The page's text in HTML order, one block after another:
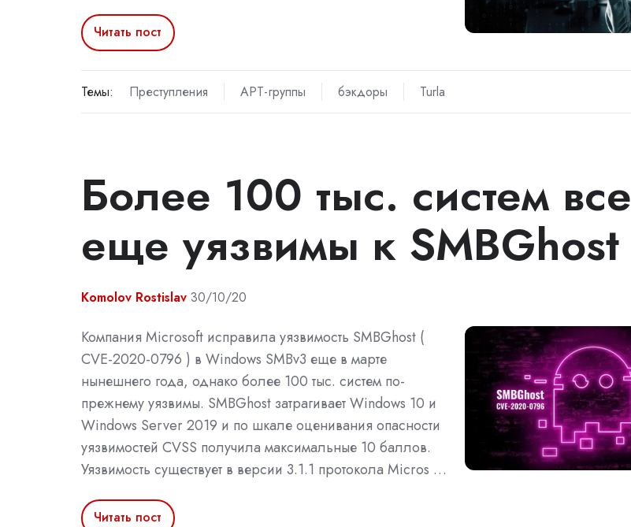
Читать пост
Темы: Преступления APT-группы бэкдоры Turla
Более 100 тыс. систем все
еще уязвимы к SMBGhost
Komolov Rostislav 30/10/20
Компания Microsoft исправила уязвимость SMBGhost (
CVE-2020-0796 ) в Windows SMBv3 еще в марте
нынешнего года, однако более 100 тыс. систем по-
прежнему уязвимы. SMBGhost затрагивает Windows 10 и
Windows Server 2019 и по шкале оценивания опасности
уязвимостей CVSS получила максимальные 10 баллов.
Уязвимость существует в версии 3.1.1 протокола Micros …
Читать пост